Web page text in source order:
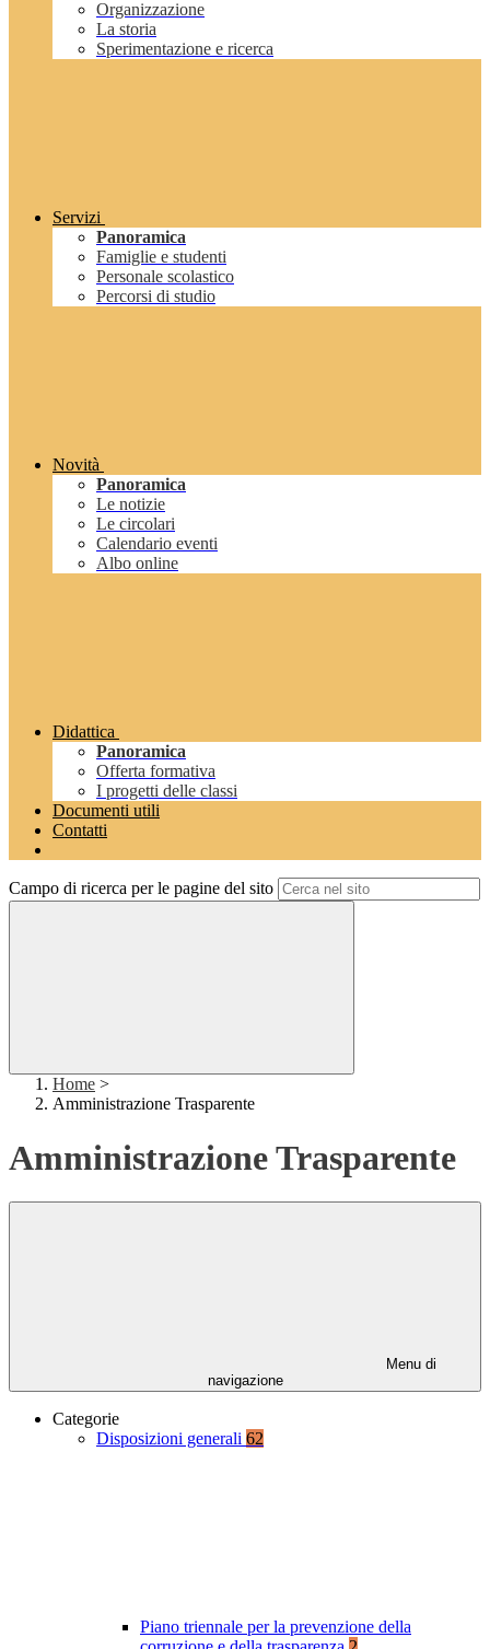
Organizzazione
La storia
Sperimentazione e ricerca
Servizi
Panoramica
Famiglie e studenti
Personale scolastico
Percorsi di studio
Novità
Panoramica
Le notizie
Le circolari
Calendario eventi
Albo online
Didattica
Panoramica
Offerta formativa
I progetti delle classi
Documenti utili
Contatti
Campo di ricerca per le pagine del sito
Home >
Amministrazione Trasparente
Amministrazione Trasparente
Menu di
navigazione
Categorie
Disposizioni generali 62
Piano triennale per la prevenzione della